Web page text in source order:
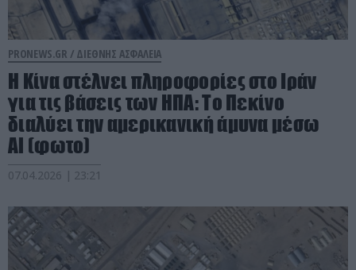
PRONEWS.GR / ΔΙΕΘΝΗΣ ΑΣΦΑΛΕΙΑ
Η Κίνα στέλνει πληροφορίες στο Ιράν
για τις βάσεις των ΗΠΑ: Tο Πεκίνο
διαλύει την αμερικανική άμυνα μέσω
Al (φωτο)
07.04.2026 | 23:21